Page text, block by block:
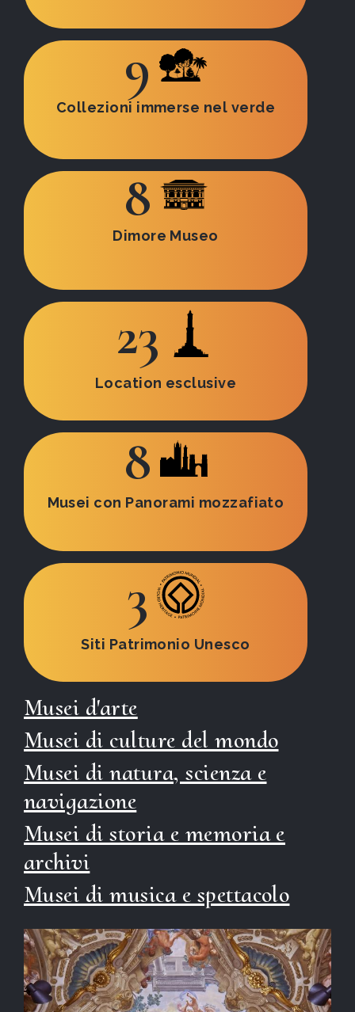
9
Collezioni immerse nel verde
8
Dimore Museo
23
Location esclusive
8
Musei con Panorami mozzafiato
3
Siti Patrimonio Unesco
Musei d'arte
Musei di culture del mondo
Musei di natura, scienza e
navigazione
Musei di storia e memoria e
archivi
Musei di musica e spettacolo